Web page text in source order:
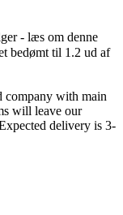
- læs om denne
bedømt til 1.2 ud af
company with main
will leave our
delivery is 3-